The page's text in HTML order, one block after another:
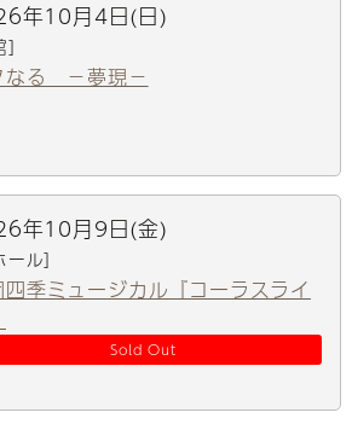
年10月4日(日)
]
なる －夢現－
年10月9日(金)
ール]
季ミュージカル『コーラスライ
Sold Out